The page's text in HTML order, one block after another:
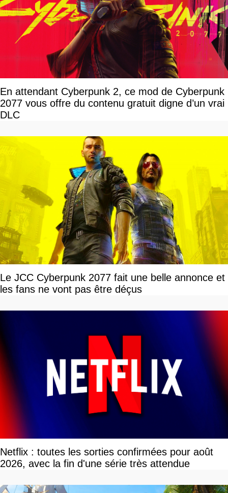
En attendant Cyberpunk 2, ce mod de Cyberpunk
2077 vous offre du contenu gratuit digne d’un vrai
DLC
Le JCC Cyberpunk 2077 fait une belle annonce et
les fans ne vont pas être déçus
Netflix : toutes les sorties confirmées pour août
2026, avec la fin d'une série très attendue